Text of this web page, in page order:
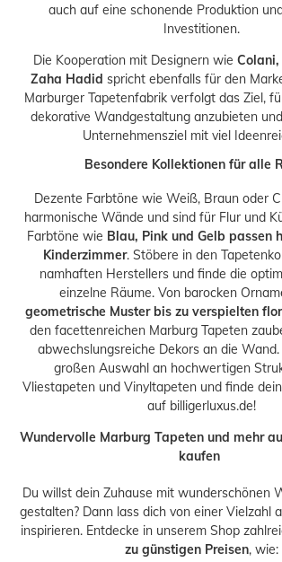
auch auf eine schonende Produktion
Investitionen.
Die Kooperation mit Designern wie
Zaha Hadid spricht ebenfalls für den
Marburger Tapetenfabrik verfolgt das Ziel,
dekorative Wandgestaltung anzubieten
Unternehmensziel mit viel
Besondere Kollektionen für alle
Dezente Farbtöne wie Weiß, Braun oder
harmonische Wände und sind für Flur und
Farbtöne wie Blau, Pink und Gelb passen
Kinderzimmer. Stöbere in den
namhaften Herstellers und finde die
einzelne Räume. Von barocken
geometrische Muster bis zu verspielten
den facettenreichen Marburg Tapeten
abwechslungsreiche Dekors an die
großen Auswahl an hochwertigen
Vliestapeten und Vinyltapeten und finde
auf billigerluxus.de!
Wundervolle Marburg Tapeten und mehr
kaufen
Du willst dein Zuhause mit wunderschönen
gestalten? Dann lass dich von einer Vielzahl
inspirieren. Entdecke in unserem Shop
zu günstigen Preisen, wie: